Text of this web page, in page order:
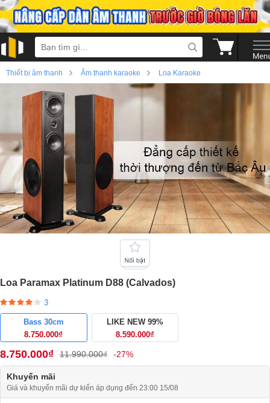
Thiết bị âm thanh › Âm thanh karaoke › Loa Karaoke
Loa Paramax Platinum D88 (Calvados)
3
Bass 30cm
8.750.000₫
LIKE NEW 99%
8.590.000₫
8.750.000₫ 11.990.000₫ -27%
Khuyến mãi
Giá và khuyến mãi dự kiến áp dụng đến 23:00 15/08